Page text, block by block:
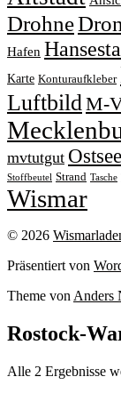
Drohne
Hafen
Karte Konturaufkleber
LuftbildM-
mvtutgut Ostsee
Stoffbeutel Strand Tasche
Wismar
© 2026
Präsentiert von
Theme von Anders
Rostock-
Alle 2 Ergebnisse